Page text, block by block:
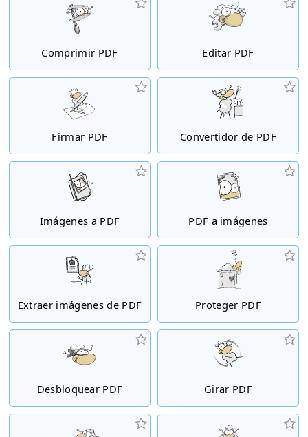
Comprimir PDF Editar PDF
Firmar PDF Convertidor de PDF
Imágenes a PDF PDF a imágenes
Extraer imágenes de PDF Proteger PDF
Desbloquear PDF Girar PDF